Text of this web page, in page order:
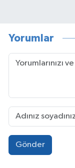
Yorumlar
Gönder